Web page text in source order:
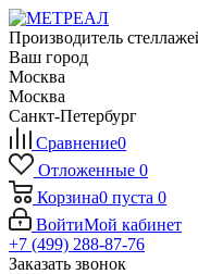
Производитель
Ваш город
Москва
Москва
Санкт-Петербург
Сравнение0
Отложенные 0
Корзина0 пуста 0
ВойтиМой кабинет
+7 (499) 288-87-76
Заказать звонок